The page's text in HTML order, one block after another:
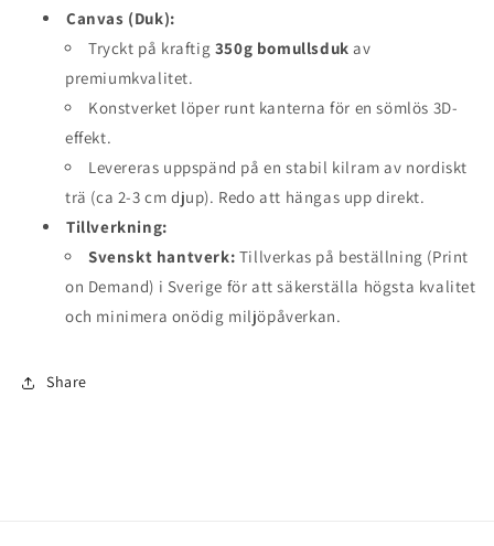
Canvas (Duk):
Tryckt på kraftig 350g bomullsduk av
premiumkvalitet.
Konstverket löper runt kanterna för en sömlös 3D-
effekt.
Levereras uppspänd på en stabil kilram av nordiskt
trä (ca 2-3 cm djup). Redo att hängas upp direkt.
Tillverkning:
Svenskt hantverk: Tillverkas på beställning (Print
on Demand) i Sverige för att säkerställa högsta kvalitet
och minimera onödig miljöpåverkan.
Share